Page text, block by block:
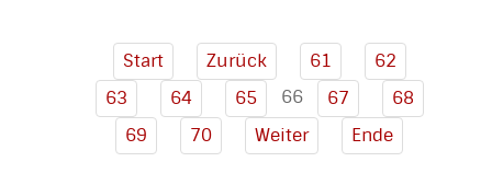
Start Zurück 61
62
63
64 65 66 67
68
69
70 Weiter Ende